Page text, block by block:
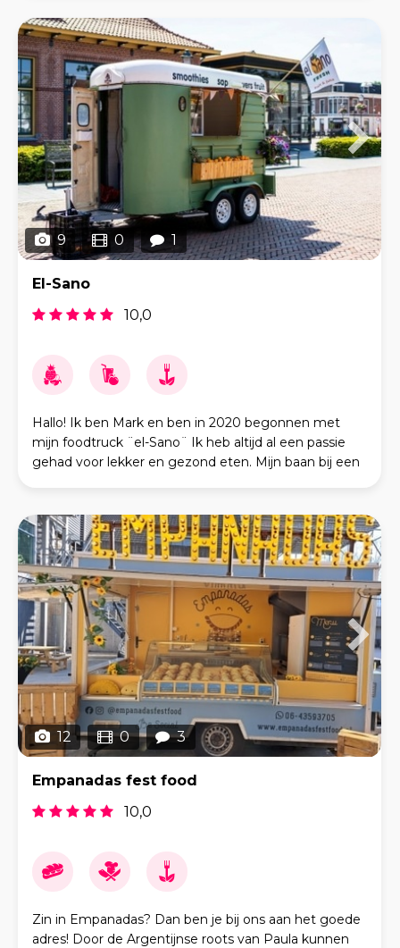
9 0 1
El-Sano
10,0
Hallo! Ik ben Mark en ben in 2020 begonnen met
mijn foodtruck ¨el-Sano¨ Ik heb altijd al een passie
gehad voor lekker en gezond eten. Mijn baan bij een
12 0 3
Empanadas fest food
10,0
Zin in Empanadas? Dan ben je bij ons aan het goede
adres! Door de Argentijnse roots van Paula kunnen